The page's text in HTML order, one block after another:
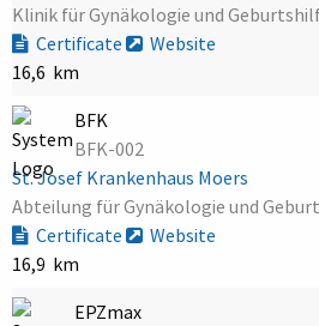
Klinik für Gynäkologie und
Certificate
Website
16,6 km
BFK
BFK-002
St. Josef Krankenhaus Moers
Abteilung für Gynäkologie und
Certificate
Website
16,9 km
EPZmax